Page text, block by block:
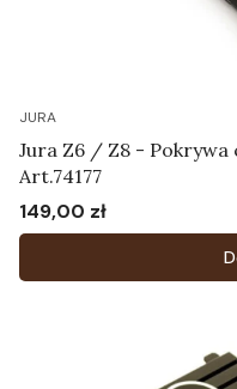
JURA
Jura Z6 / Z8 -
Art.74177
Cena
149,00 zł